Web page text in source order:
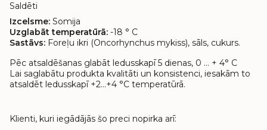
Saldēti
Izcelsme: Somija
Uzglabāt temperatūrā: -18 ° C
Sastāvs: Foreļu ikri (Oncorhynchus mykiss), sāls, cukurs.
Pēc atsaldēšanas glabāt ledusskapī 5 dienas, 0 ... + 4° C
Lai saglabātu produkta kvalitāti un konsistenci, iesakām to
atsaldēt ledusskapī +2…+4 °C temperatūrā.
Klienti, kuri iegādājās šo preci nopirka arī: